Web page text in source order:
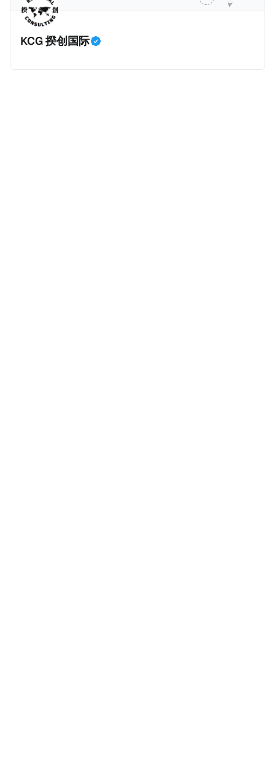
申请。申请人在印度居住共12年后有资格申请印度公民
身份，包括在申请前连续居住11年，短暂缺席的少数例
外。由于印度不允许双重国籍，申请人必须放弃其原始
么，危地马拉的税务政策有吸引力吗？我们来看看：
KCG 揆创国际